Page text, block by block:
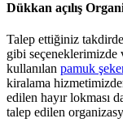
Dükkan açılış
Talep ettiğiniz
gibi seçeneklerimizde
kullanılan pamuk
kiralama
edilen hayır lokması
talep edilen